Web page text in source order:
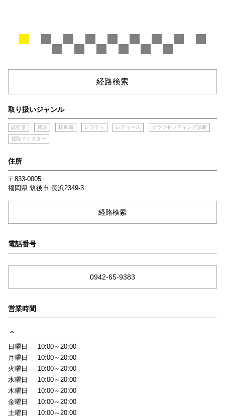
経路検索
取り扱いジャンル
試打室 買取 駐車場 レフティ レディース クラブセッティング診断
買取マイスター
住所
〒833-0005
福岡県 筑後市 長浜2349-3
経路検索
電話番号
0942-65-9383
営業時間
日曜日
10:00～20:00
月曜日
10:00～20:00
火曜日
10:00～20:00
水曜日
10:00～20:00
木曜日
10:00～20:00
金曜日
10:00～20:00
土曜日
10:00～20:00